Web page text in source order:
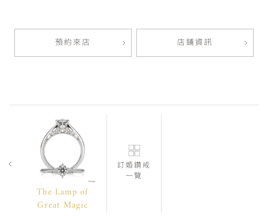
預約來店 店鋪資訊
The Lamp of
Great Magic
訂婚鑽戒
一覽